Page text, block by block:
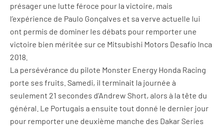
présager une lutte féroce pour la victoire, mais
l’expérience de Paulo Gonçalves et sa verve actuelle lui
ont permis de dominer les débats pour remporter une
victoire bien méritée sur ce Mitsubishi Motors Desafío Inca
2018.
La persévérance du pilote Monster Energy Honda Racing
porte ses fruits. Samedi, il terminait la journée à
seulement 21 secondes d’Andrew Short, alors à la tête du
général. Le Portugais a ensuite tout donné le dernier jour
pour remporter une deuxième manche des Dakar Series